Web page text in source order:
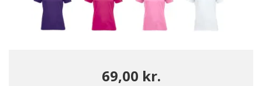
69,00 kr.